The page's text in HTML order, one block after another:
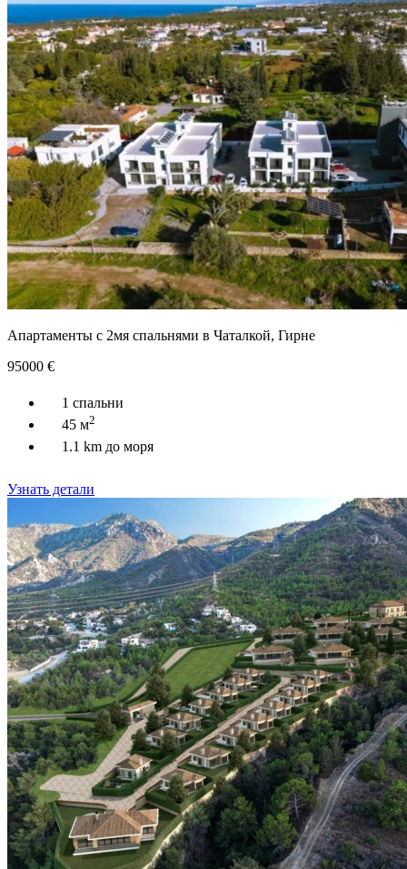
Апартаменты с 2мя спальнями в Чаталкой, Гирне
95000 €
1 спальни
45 м2
1.1 km до моря
Узнать детали